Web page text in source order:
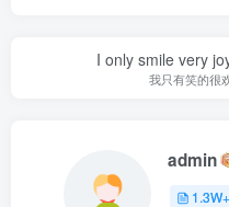
I only smile very
我只有笑的很
admin
1.3W+